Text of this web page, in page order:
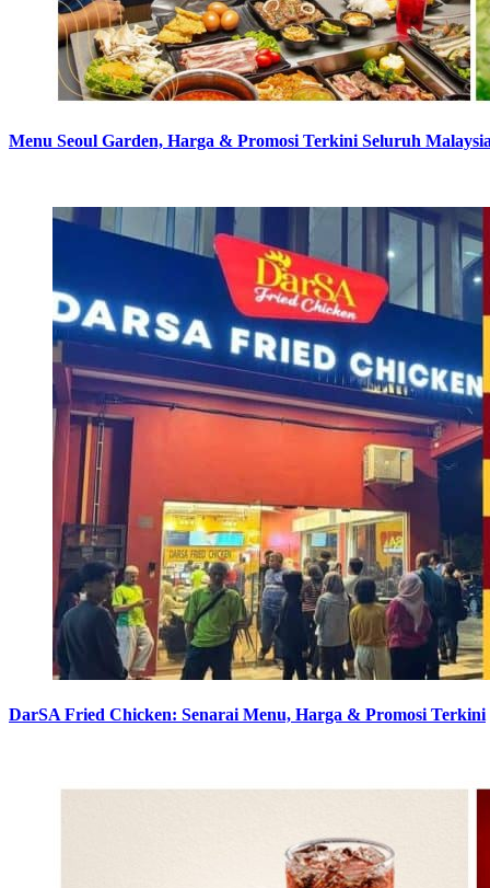
Menu Seoul Garden, Harga & Promosi Terkini Seluruh
DarSA Fried Chicken: Senarai Menu, Harga & Promosi Terkini